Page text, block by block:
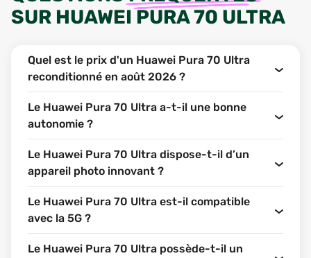
SUR HUAWEI PURA 70 ULTRA
Quel est le prix d'un Huawei Pura 70 Ultra
reconditionné en août 2026 ?
Le Huawei Pura 70 Ultra a-t-il une bonne
autonomie ?
Le Huawei Pura 70 Ultra dispose-t-il d’un
appareil photo innovant ?
Le Huawei Pura 70 Ultra est-il compatible
avec la 5G ?
Le Huawei Pura 70 Ultra possède-t-il un